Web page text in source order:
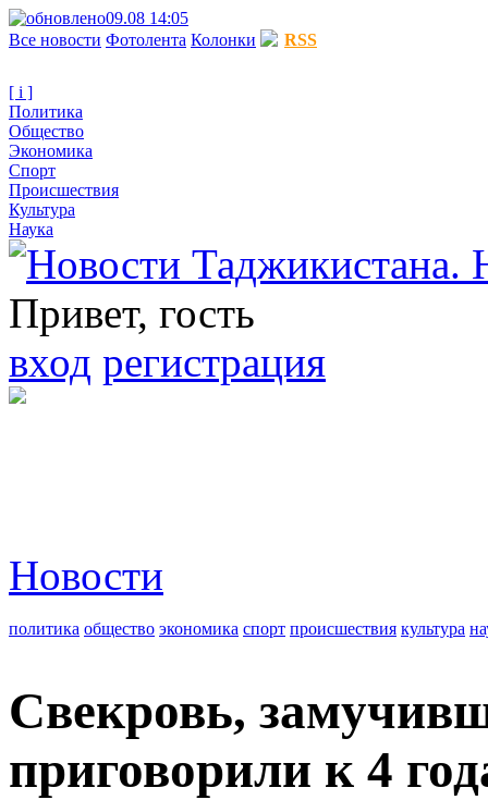
09.08 14:05
Все новости Фотолента Колонки RSS
[ i ]
Политика
Общество
Экономика
Спорт
Происшествия
Культура
Наука
Привет, гость
вход регистрация
Новости
политика общество экономика спорт происшествия культура
Свекровь,
приговорили к 4